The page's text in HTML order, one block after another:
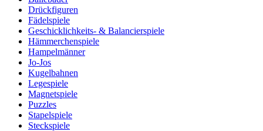
Drückfiguren
Fädelspiele
Geschicklichkeits- & Balancierspiele
Hämmerchenspiele
Hampelmänner
Jo-Jos
Kugelbahnen
Legespiele
Magnetspiele
Puzzles
Stapelspiele
Steckspiele